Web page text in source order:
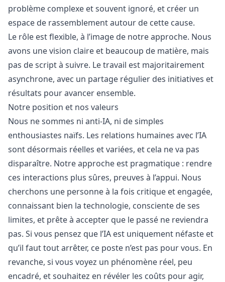
problème complexe et souvent ignoré, et créer un
espace de rassemblement autour de cette cause.
Le rôle est flexible, à l’image de notre approche. Nous
avons une vision claire et beaucoup de matière, mais
pas de script à suivre. Le travail est majoritairement
asynchrone, avec un partage régulier des initiatives et
résultats pour avancer ensemble.
Notre position et nos valeurs
Nous ne sommes ni anti-IA, ni de simples
enthousiastes naïfs. Les relations humaines avec l’IA
sont désormais réelles et variées, et cela ne va pas
disparaître. Notre approche est pragmatique : rendre
ces interactions plus sûres, preuves à l’appui. Nous
cherchons une personne à la fois critique et engagée,
connaissant bien la technologie, consciente de ses
limites, et prête à accepter que le passé ne reviendra
pas. Si vous pensez que l’IA est uniquement néfaste et
qu’il faut tout arrêter, ce poste n’est pas pour vous. En
revanche, si vous voyez un phénomène réel, peu
encadré, et souhaitez en révéler les coûts pour agir,